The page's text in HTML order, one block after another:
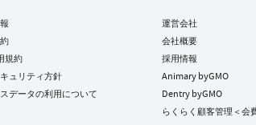
規約
ュリティ方針
データの利用について
運営会社
会社概要
採用情報
Animary byGMO
Dentry byGMO
らくらく顧客管理＜会